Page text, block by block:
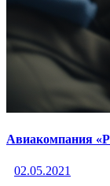
Авиакомпания
02.05.2021